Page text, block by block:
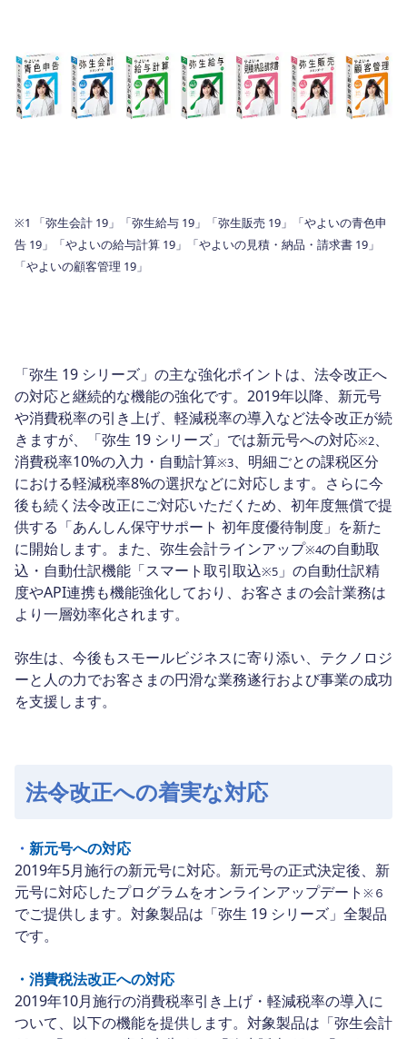
※1 「弥生会計 19」「弥生給与 19」「弥生販売 19」「やよいの青色申
告 19」「やよいの給与計算 19」「やよいの見積・納品・請求書 19」
「やよいの顧客管理 19」
「弥生 19 シリーズ」の主な強化ポイントは、法令改正へ
の対応と継続的な機能の強化です。2019年以降、新元号
や消費税率の引き上げ、軽減税率の導入など法令改正が続
きますが、「弥生 19 シリーズ」では新元号への対応※2、
消費税率10%の入力・自動計算※3、明細ごとの課税区分
における軽減税率8%の選択などに対応します。さらに今
後も続く法令改正にご対応いただくため、初年度無償で提
供する「あんしん保守サポート 初年度優待制度」を新た
に開始します。また、弥生会計ラインアップ※4の自動取
込・自動仕訳機能「スマート取引取込※5 」の自動仕訳精
度やAPI連携も機能強化しており、お客さまの会計業務は
より一層効率化されます。
弥生は、今後もスモールビジネスに寄り添い、テクノロジ
ーと人の力でお客さまの円滑な業務遂行および事業の成功
を支援します。
法令改正への着実な対応
・ 新元号への対応
2019年5月施行の新元号に対応。新元号の正式決定後、新
元号に対応したプログラムをオンラインアップデート ※６
でご提供します。対象製品は「弥生 19 シリーズ」全製品
です。
・消費税法改正への対応
2019年10月施行の消費税率引き上げ・軽減税率の導入に
ついて、以下の機能を提供します。対象製品は「弥生会計